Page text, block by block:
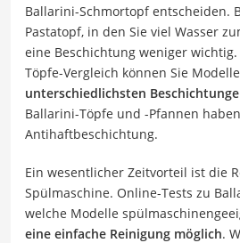
Ballarini-Schmortopf entscheiden.
Pastatopf, in den Sie viel Wasser
eine Beschichtung weniger
Töpfe-Vergleich können Sie Modelle
unterschiedlichsten
Ballarini-Töpfe und -Pfannen
Antihaftbeschichtung.
Ein wesentlicher Zeitvorteil ist die
Spülmaschine. Online-Tests zu
welche Modelle
eine einfache Reinigung möglich.